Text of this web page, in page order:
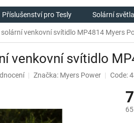
Příslušenství pro Tesly Solární
venkovní svítidlo MP4814 Myers
venkovní svítidlo
Značka: Myers Power Code: